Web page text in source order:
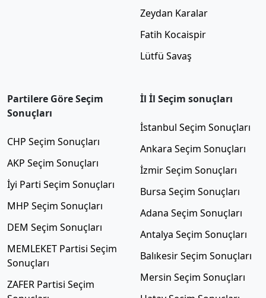
Zeydan Karalar
Fatih Kocaispir
Lütfü Savaş
Partilere Göre Seçim
Sonuçları
CHP Seçim Sonuçları
AKP Seçim Sonuçları
İyi Parti Seçim Sonuçları
MHP Seçim Sonuçları
DEM Seçim Sonuçları
MEMLEKET Partisi Seçim
Sonuçları
ZAFER Partisi Seçim
İl İl Seçim sonuçları
İstanbul Seçim Sonuçları
Ankara Seçim Sonuçları
İzmir Seçim Sonuçları
Bursa Seçim Sonuçları
Adana Seçim Sonuçları
Antalya Seçim Sonuçları
Balıkesir Seçim Sonuçları
Mersin Seçim Sonuçları